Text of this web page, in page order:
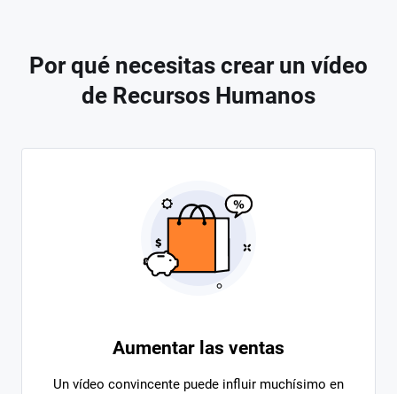
Por qué necesitas crear un vídeo
de Recursos Humanos
Aumentar las ventas
Un vídeo convincente puede influir muchísimo en